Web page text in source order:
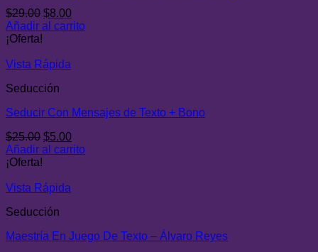
$29.00 El
precio
$29.00.
$8.00El
precio
Añadir al carrito
¡Oferta!
Vista Rápida
Seducción
Seducir Con Mensajes de Texto + Bono
$25.00 El
precio
$25.00.
$5.00El
precio
Añadir al carrito
¡Oferta!
Vista Rápida
Seducción
Maestría En Juego De Texto – Álvaro Reyes